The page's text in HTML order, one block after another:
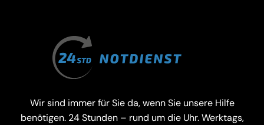
Wir sind immer für Sie da, wenn Sie unsere Hilfe
benötigen. 24 Stunden – rund um die Uhr. Werktags,